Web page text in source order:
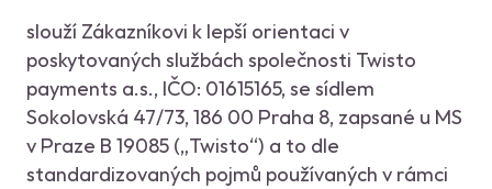
slouží Zákazníkovi k lepší orientaci v
poskytovaných službách společnosti Twisto
payments a.s., IČO: 01615165, se sídlem
Sokolovská 47/73, 186 00 Praha 8, zapsané u MS
v Praze B 19085 („Twisto“) a to dle
standardizovaných pojmů používaných v rámci